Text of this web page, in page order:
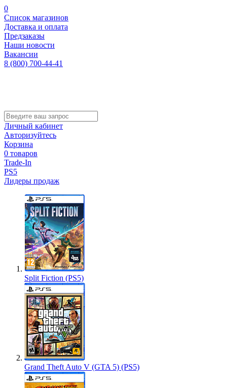
0
Список магазинов
Доставка и оплата
Предзаказы
Наши новости
Вакансии
8 (800) 700-44-41
Личный кабинет
Авторизуйтесь
Корзина
0 товаров
Trade-In
PS5
Лидеры продаж
Split Fiction (PS5)
Grand Theft Auto V (GTA 5) (PS5)